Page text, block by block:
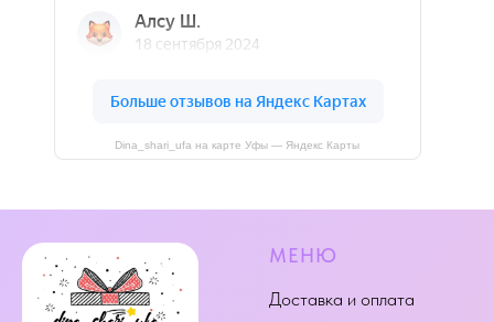
Dina_shari_ufa на карте Уфы — Яндекс Карты
МЕНЮ
Доставка и оплата